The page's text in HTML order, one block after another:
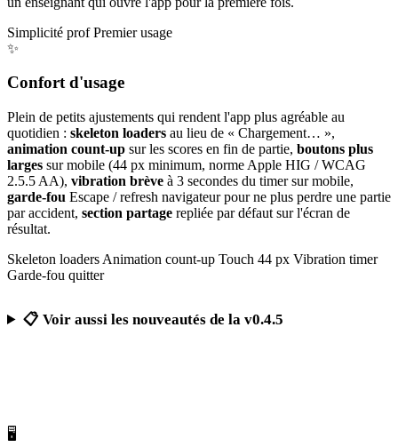
Simplicité prof Premier usage
✨
Confort d'usage
Plein de petits ajustements qui rendent l'app plus agréable au
quotidien : skeleton loaders au lieu de « Chargement… »,
animation count-up sur les scores en fin de partie, boutons plus
larges sur mobile (44 px minimum, norme Apple HIG / WCAG
2.5.5 AA), vibration brève à 3 secondes du timer sur mobile,
garde-fou Escape / refresh navigateur pour ne plus perdre une partie
par accident, section partage repliée par défaut sur l'écran de
résultat.
Skeleton loaders Animation count-up Touch 44 px Vibration timer
Garde-fou quitter
📋 Voir aussi les nouveautés de la v0.4.5
🖥️